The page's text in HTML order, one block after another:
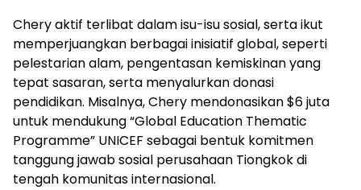
Chery aktif terlibat dalam isu-isu sosial, serta ikut
memperjuangkan berbagai inisiatif global, seperti
pelestarian alam, pengentasan kemiskinan yang
tepat sasaran, serta menyalurkan donasi
pendidikan. Misalnya, Chery mendonasikan $6 juta
untuk mendukung “Global Education Thematic
Programme” UNICEF sebagai bentuk komitmen
tanggung jawab sosial perusahaan Tiongkok di
tengah komunitas internasional.